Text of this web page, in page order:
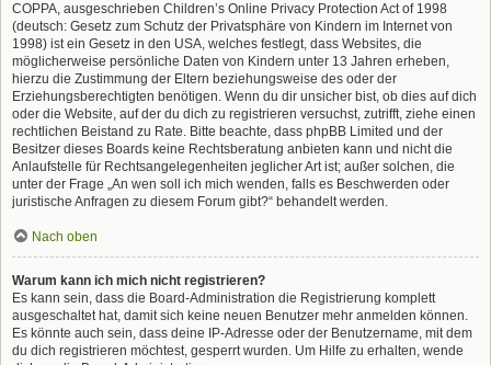
COPPA, ausgeschrieben Children’s Online Privacy Protection Act of 1998
(deutsch: Gesetz zum Schutz der Privatsphäre von Kindern im Internet von
1998) ist ein Gesetz in den USA, welches festlegt, dass Websites, die
möglicherweise persönliche Daten von Kindern unter 13 Jahren erheben,
hierzu die Zustimmung der Eltern beziehungsweise des oder der
Erziehungsberechtigten benötigen. Wenn du dir unsicher bist, ob dies auf dich
oder die Website, auf der du dich zu registrieren versuchst, zutrifft, ziehe einen
rechtlichen Beistand zu Rate. Bitte beachte, dass phpBB Limited und der
Besitzer dieses Boards keine Rechtsberatung anbieten kann und nicht die
Anlaufstelle für Rechtsangelegenheiten jeglicher Art ist; außer solchen, die
unter der Frage „An wen soll ich mich wenden, falls es Beschwerden oder
juristische Anfragen zu diesem Forum gibt?“ behandelt werden.
Nach oben
Warum kann ich mich nicht registrieren?
Es kann sein, dass die Board-Administration die Registrierung komplett
ausgeschaltet hat, damit sich keine neuen Benutzer mehr anmelden können.
Es könnte auch sein, dass deine IP-Adresse oder der Benutzername, mit dem
du dich registrieren möchtest, gesperrt wurden. Um Hilfe zu erhalten, wende